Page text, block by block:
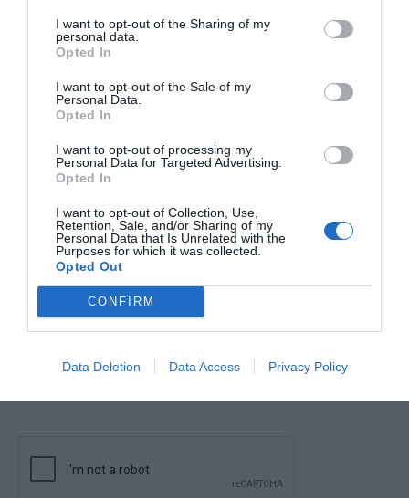
I want to opt-out of the Sharing of my
personal data.
Opted In
I want to opt-out of the Sale of my
Personal Data.
Opted In
I want to opt-out of processing my
Personal Data for Targeted Advertising.
Opted In
I want to opt-out of Collection, Use,
Retention, Sale, and/or Sharing of my
Personal Data that Is Unrelated with the
Purposes for which it was collected.
Opted Out
CONFIRM
Data Deletion Data Access Privacy Policy
Τηλέφωνο* Email*
Νομός* Πόλη*
Ταχ. Κωδ. Αντικείμενο Εταιρείας
Μήνυμα